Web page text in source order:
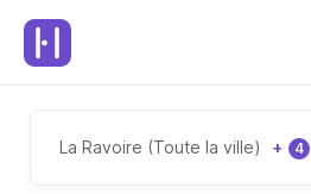
La Ravoire (Toute la ville) + 4